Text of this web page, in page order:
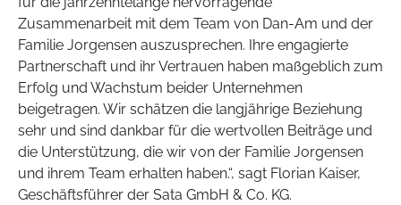
Zusammenarbeit mit dem Team von Dan-Am und der
Familie Jorgensen auszusprechen. Ihre engagierte
Partnerschaft und ihr Vertrauen haben maßgeblich zum
Erfolg und Wachstum beider Unternehmen
beigetragen. Wir schätzen die langjährige Beziehung
sehr und sind dankbar für die wertvollen Beiträge und
die Unterstützung, die wir von der Familie Jorgensen
und ihrem Team erhalten haben.“, sagt Florian Kaiser,
Geschäftsführer der Sata GmbH & Co. KG.